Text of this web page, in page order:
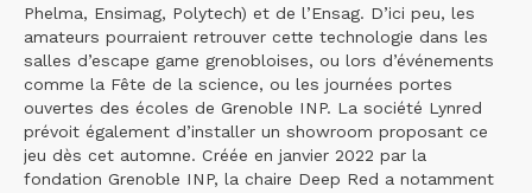
Phelma, Ensimag, Polytech) et de l’Ensag. D’ici peu, les
amateurs pourraient retrouver cette technologie dans les
salles d’escape game grenobloises, ou lors d’événements
comme la Fête de la science, ou les journées portes
ouvertes des écoles de Grenoble INP. La société Lynred
prévoit également d’installer un showroom proposant ce
jeu dès cet automne. Créée en janvier 2022 par la
fondation Grenoble INP, la chaire Deep Red a notamment